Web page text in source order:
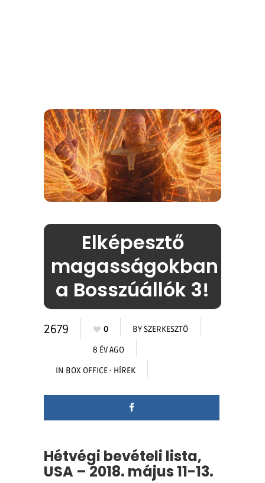
Elképesztő
magasságokban
a Bosszúállók 3!
2679 0 BYSZERKESZTŐ
8 ÉV AGO
IN BOX OFFICE · HÍREK
Hétvégi bevételi lista,
USA – 2018. május 11-13.